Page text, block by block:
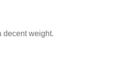
decent weight.